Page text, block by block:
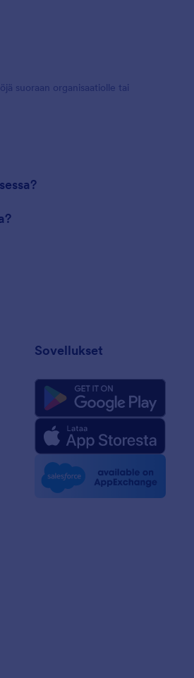
suoraan organisaatiolle tai
Sovellukset